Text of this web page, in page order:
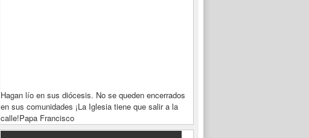
Hagan lío en sus diócesis. No se queden encerrados
en sus comunidades ¡La Iglesia tiene que salir a la
calle!Papa Francisco